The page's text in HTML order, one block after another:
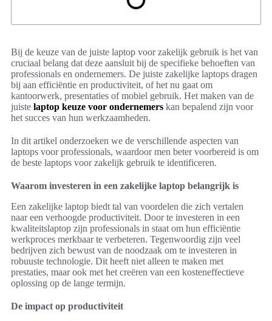
Bij de keuze van de juiste laptop voor zakelijk gebruik is het van
cruciaal belang dat deze aansluit bij de specifieke behoeften van
professionals en ondernemers. De juiste zakelijke laptops dragen
bij aan efficiëntie en productiviteit, of het nu gaat om
kantoorwerk, presentaties of mobiel gebruik. Het maken van de
juiste laptop keuze voor ondernemers kan bepalend zijn voor
het succes van hun werkzaamheden.
In dit artikel onderzoeken we de verschillende aspecten van
laptops voor professionals, waardoor men beter voorbereid is om
de beste laptops voor zakelijk gebruik te identificeren.
Waarom investeren in een zakelijke laptop belangrijk is
Een zakelijke laptop biedt tal van voordelen die zich vertalen
naar een verhoogde productiviteit. Door te investeren in een
kwaliteitslaptop zijn professionals in staat om hun efficiëntie
werkproces merkbaar te verbeteren. Tegenwoordig zijn veel
bedrijven zich bewust van de noodzaak om te investeren in
robuuste technologie. Dit heeft niet alleen te maken met
prestaties, maar ook met het creëren van een kosteneffectieve
oplossing op de lange termijn.
De impact op productiviteit